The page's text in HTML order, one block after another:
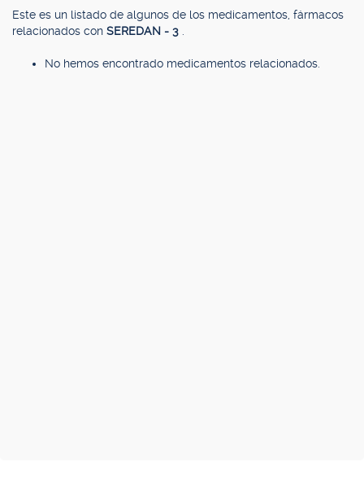
Este es un listado de algunos de los medicamentos, fármacos
relacionados con SEREDAN - 3
No hemos encontrado medicamentos relacionados.